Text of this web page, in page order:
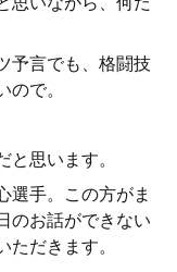
予言でも、格闘技
で。
思います。
選手。この方がま
のお話ができない
だきます。